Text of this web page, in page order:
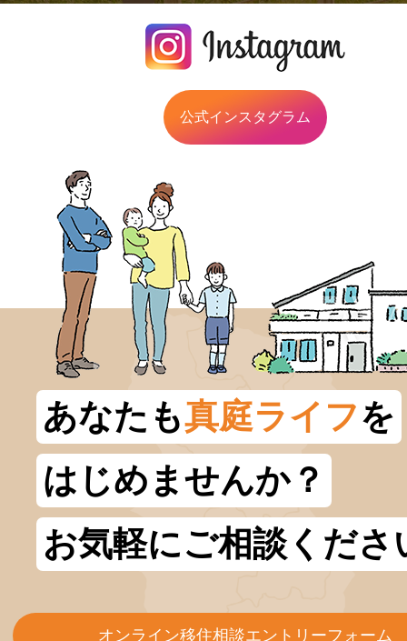
公式インスタグラム
あなたも真庭ライフを
はじめませんか？
お気軽にご相談くださ
オンライン移住相談エントリーフォーム